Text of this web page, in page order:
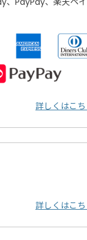
詳しくはこち
詳しくはこち